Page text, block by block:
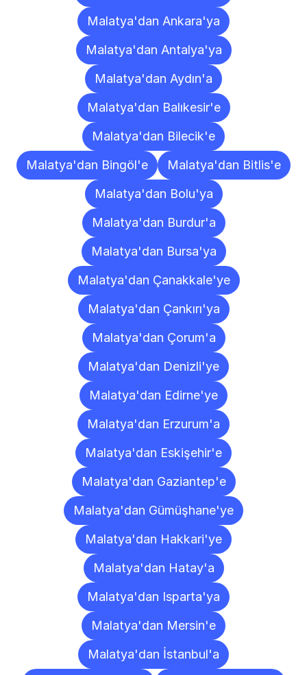
Malatya'dan Ankara'ya
Malatya'dan Antalya'ya
Malatya'dan Aydın'a
Malatya'dan Balıkesir'e
Malatya'dan Bilecik'e
Malatya'dan Bingöl'e
Malatya'dan Bitlis'e
Malatya'dan Bolu'ya
Malatya'dan Burdur'a
Malatya'dan Bursa'ya
Malatya'dan Çanakkale'ye
Malatya'dan Çankırı'ya
Malatya'dan Çorum'a
Malatya'dan Denizli'ye
Malatya'dan Edirne'ye
Malatya'dan Erzurum'a
Malatya'dan Eskişehir'e
Malatya'dan Gaziantep'e
Malatya'dan Gümüşhane'ye
Malatya'dan Hakkari'ye
Malatya'dan Hatay'a
Malatya'dan Isparta'ya
Malatya'dan Mersin'e
Malatya'dan İstanbul'a